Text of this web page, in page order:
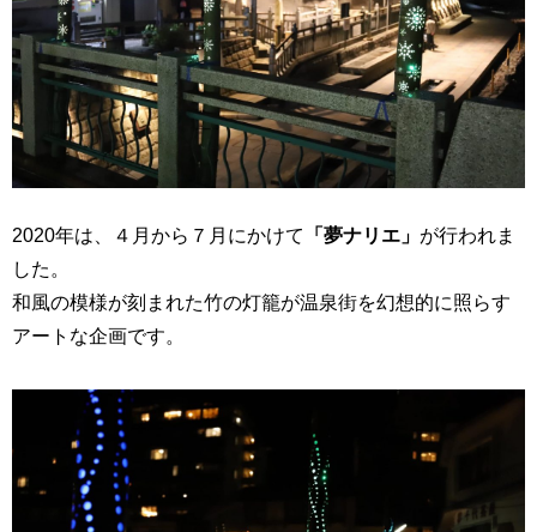
2020年は、４月から７月にかけて 「夢ナリエ」 が行われま
した。
和風の模様が刻まれた竹の灯籠が温泉街を幻想的に照らす
アートな企画です。